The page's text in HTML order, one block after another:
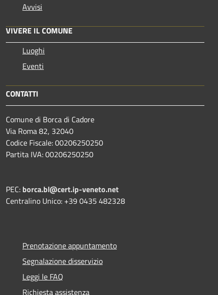
Avvisi
VIVERE IL COMUNE
Luoghi
Eventi
CONTATTI
Comune di Borca di Cadore
Via Roma 82, 32040
Codice Fiscale: 00206250250
Partita IVA: 00206250250
PEC: borca.bl@cert.ip-veneto.net
Centralino Unico: +39 0435 482328
Prenotazione appuntamento
Segnalazione disservizio
Leggi le FAQ
Richiesta assistenza